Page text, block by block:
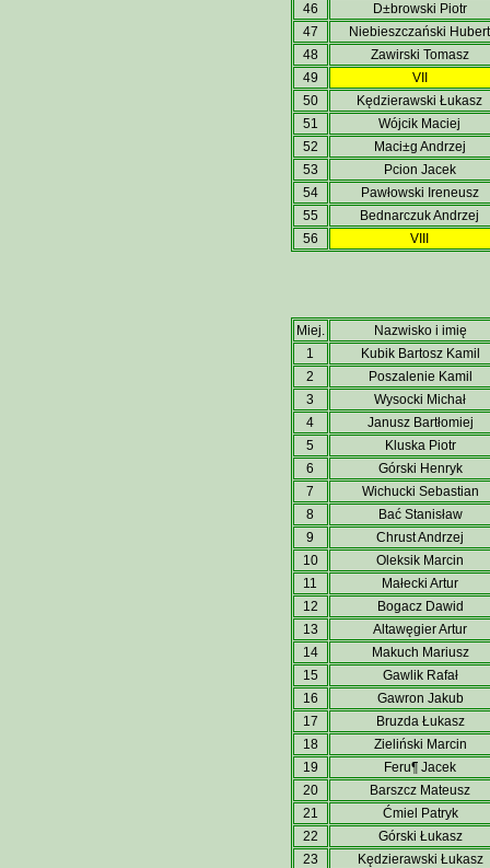
46
D±browski Piotr
47
Niebieszczański Hubert
48
Zawirski Tomasz
49
VII
50
Kędzierawski Łukasz
51
Wójcik Maciej
52
Maci±g Andrzej
53
Pcion Jacek
54
Pawłowski Ireneusz
55
Bednarczuk Andrzej
56
VIII
Miej.
Nazwisko i imię
1
Kubik Bartosz Kamil
2
Poszalenie Kamil
3
Wysocki Michał
4
Janusz Bartłomiej
5
Kluska Piotr
6
Górski Henryk
7
Wichucki Sebastian
8
Bać Stanisław
9
Chrust Andrzej
10
Oleksik Marcin
11
Małecki Artur
12
Bogacz Dawid
13
Altawęgier Artur
14
Makuch Mariusz
15
Gawlik Rafał
16
Gawron Jakub
17
Bruzda Łukasz
18
Zieliński Marcin
19
Feru¶ Jacek
20
Barszcz Mateusz
21
Ćmiel Patryk
22
Górski Łukasz
23
Kędzierawski Łukasz